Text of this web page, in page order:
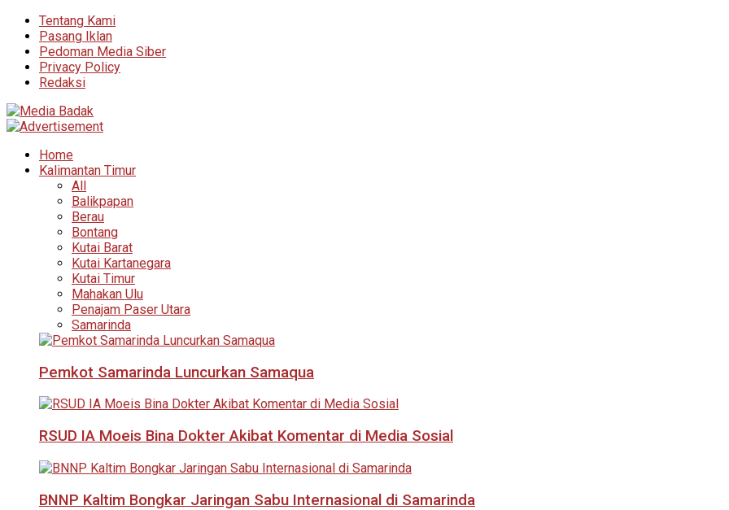
Tentang Kami
Pasang Iklan
Pedoman Media Siber
Privacy Policy
Redaksi
Home
Kalimantan Timur
All
Balikpapan
Berau
Bontang
Kutai Barat
Kutai Kartanegara
Kutai Timur
Mahakan Ulu
Penajam Paser Utara
Samarinda
Pemkot Samarinda Luncurkan Samaqua
RSUD IA Moeis Bina Dokter Akibat Komentar di Media Sosial
BNNP Kaltim Bongkar Jaringan Sabu Internasional di Samarinda